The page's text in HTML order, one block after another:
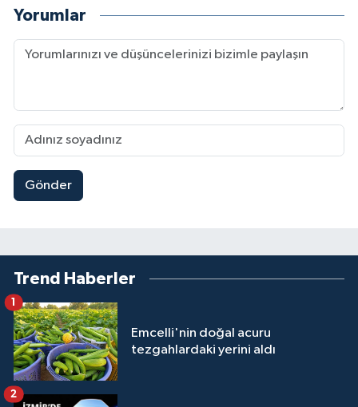
Yorumlar
Gönder
Trend Haberler
Emcelli'nin doğal acuru
tezgahlardaki yerini aldı
1
2